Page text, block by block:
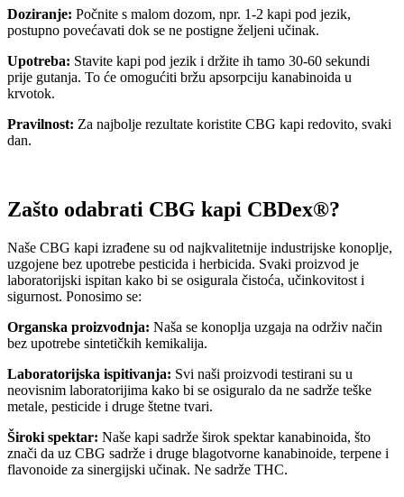
Doziranje: Počnite s malom dozom, npr. 1-2 kapi pod jezik,
postupno povećavati dok se ne postigne željeni učinak.
Upotreba: Stavite kapi pod jezik i držite ih tamo 30-60 sekundi
prije gutanja. To će omogućiti bržu apsorpciju kanabinoida u
krvotok.
Pravilnost: Za najbolje rezultate koristite CBG kapi redovito, svaki
dan.
Zašto odabrati CBG kapi CBDex®?
Naše CBG kapi izrađene su od najkvalitetnije industrijske konoplje,
uzgojene bez upotrebe pesticida i herbicida. Svaki proizvod je
laboratorijski ispitan kako bi se osigurala čistoća, učinkovitost i
sigurnost. Ponosimo se:
Organska proizvodnja: Naša se konoplja uzgaja na održiv način
bez upotrebe sintetičkih kemikalija.
Laboratorijska ispitivanja: Svi naši proizvodi testirani su u
neovisnim laboratorijima kako bi se osiguralo da ne sadrže teške
metale, pesticide i druge štetne tvari.
Široki spektar: Naše kapi sadrže širok spektar kanabinoida, što
znači da uz CBG sadrže i druge blagotvorne kanabinoide, terpene i
flavonoide za sinergijski učinak. Ne sadrže THC.